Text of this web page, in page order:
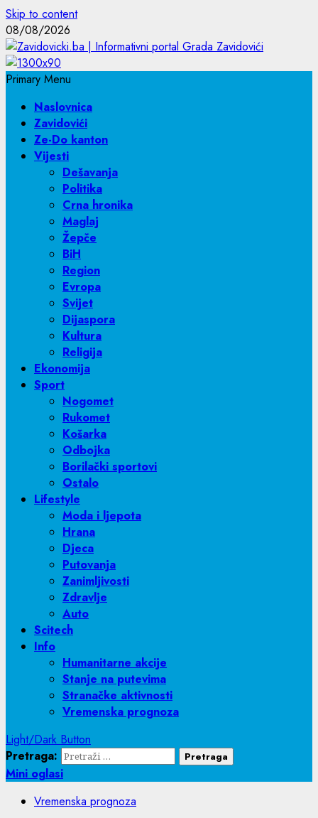
Skip to content
08/08/2026
Primary Menu
Naslovnica
Zavidovići
Ze-Do kanton
Vijesti
Dešavanja
Politika
Crna hronika
Maglaj
Žepče
BiH
Region
Evropa
Svijet
Dijaspora
Kultura
Religija
Ekonomija
Sport
Nogomet
Rukomet
Košarka
Odbojka
Borilački sportovi
Ostalo
Lifestyle
Moda i ljepota
Hrana
Djeca
Putovanja
Zanimljivosti
Zdravlje
Auto
Scitech
Info
Humanitarne akcije
Stanje na putevima
Stranačke aktivnosti
Vremenska prognoza
Light/Dark Button
Pretraga:
Mini oglasi
Vremenska prognoza